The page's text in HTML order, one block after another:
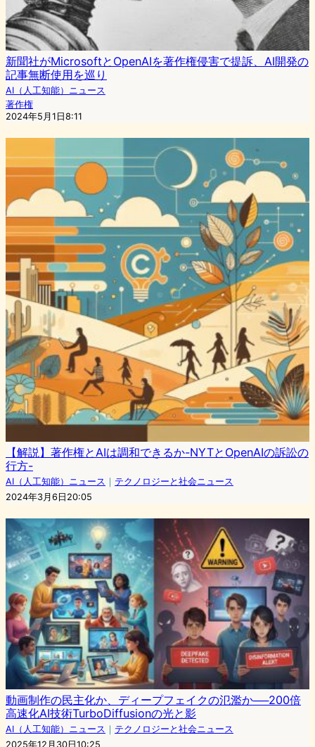
新聞社がMicrosoftとOpenAIを著作権侵害で提訴、AI開発の
記事無断使用を巡り
AI（人工知能）ニュース
著作権
2024年5月1日8:11
【解説】著作権とAIは調和できるか-NYTとOpenAIの訴訟の
行方-
AI（人工知能）ニュース ｜ テクノロジーと社会ニュース
2024年3月6日20:05
動画制作の民主化か、ディープフェイクの氾濫か──200倍
高速化AI技術TurboDiffusionの光と影
AI（人工知能）ニュース ｜ テクノロジーと社会ニュース
2025年12月30日10:25